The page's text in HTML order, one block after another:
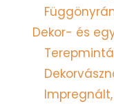
Dekor- és